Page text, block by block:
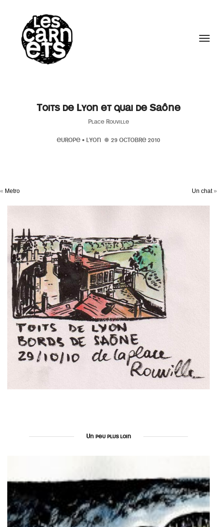
Toits de Lyon et quai de Saône
Place Rouville
EUROPE • LYON 29 OCTOBRE 2010
« Metro Un chat»
Un peu plus loin